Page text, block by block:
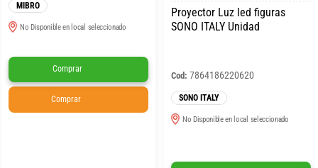
MIBRO
No Disponible en local seleccionado
Comprar
Comprar
Proyector Luz led figuras
SONO ITALY Unidad
Cod: 7864186220620
SONO ITALY
No Disponible en local seleccionado